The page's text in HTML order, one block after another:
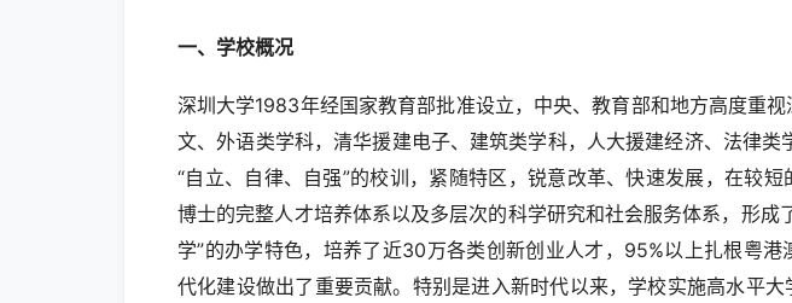
一、学校概况
深圳大学1983年经国家教育部批准设立，中央、教育部和地方高度重
文、外语类学科，清华援建电子、建筑类学科，人大援建经济、法律
“自立、自律、自强”的校训，紧随特区，锐意改革、快速发展，在较
博士的完整人才培养体系以及多层次的科学研究和社会服务体系，形成
学”的办学特色，培养了近30万各类创新创业人才，95%以上扎根粤
代化建设做出了重要贡献。特别是进入新时代以来，学校实施高水平